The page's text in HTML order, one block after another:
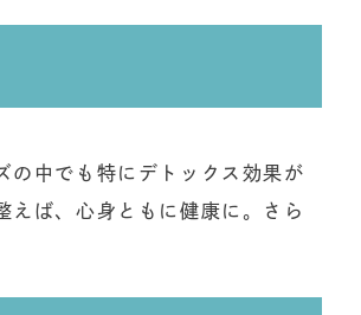
の中でも特にデトックス効果が
えば、心身ともに健康に。さら